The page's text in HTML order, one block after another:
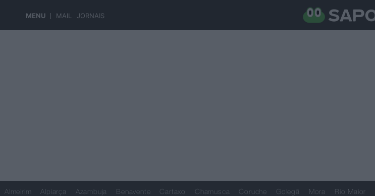
MENU MAIL JORNAIS
Almeirim Alpiarça Azambuja Benavente Cartaxo Chamusca Coruche Golegã Mora Rio Maior